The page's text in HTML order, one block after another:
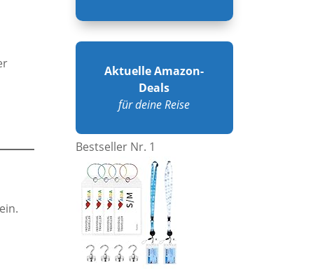
Aktuelle Amazon-
Deals
für deine Reise
Bestseller Nr. 1